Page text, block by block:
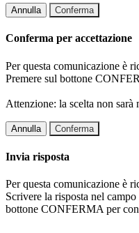
Annulla Conferma
Conferma per accettazione
Per questa comunicazione è
Premere sul bottone
Attenzione: la scelta non sarà
Annulla Conferma
Invia risposta
Per questa comunicazione è
Scrivere la risposta nel
bottone CONFERMA per